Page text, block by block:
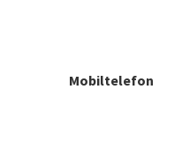
Mobiltelefon